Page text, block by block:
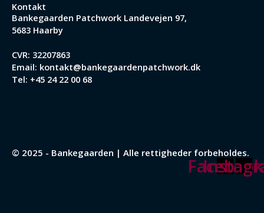
Kontakt
Bankegaarden Patchwork Landevejen 97,
5683 Haarby
CVR: 32207863
Email: kontakt@bankegaardenpatchwork.dk
Tel: +45 24 22 00 68
© 2025 - Bankegaarden | Alle rettigheder forbeholdes.
Facebook